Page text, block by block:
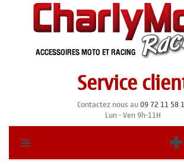
Service
Contactez nous au09 72 11 58
Lun - Ven 9h-11H